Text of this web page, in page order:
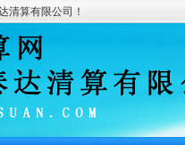
清算有限公司！